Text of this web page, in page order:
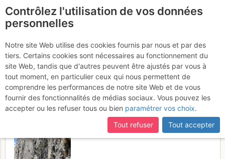
Paroi Rouge de Belliou :
Hé cailles en stock
Vendredi 21
juillet 2017
Contrôlez l'utilisation de vos données
personnelles
Notre site Web utilise des cookies fournis par nous et par des
tiers. Certains cookies sont nécessaires au fonctionnement du
site Web, tandis que d'autres peuvent être ajustés par vous à
tout moment, en particulier ceux qui nous permettent de
comprendre les performances de notre site Web et de vous
fournir des fonctionnalités de médias sociaux. Vous pouvez les
accepter ou les refuser tous ou bien paramétrer vos choix.
Tout refuser
Tout accepter